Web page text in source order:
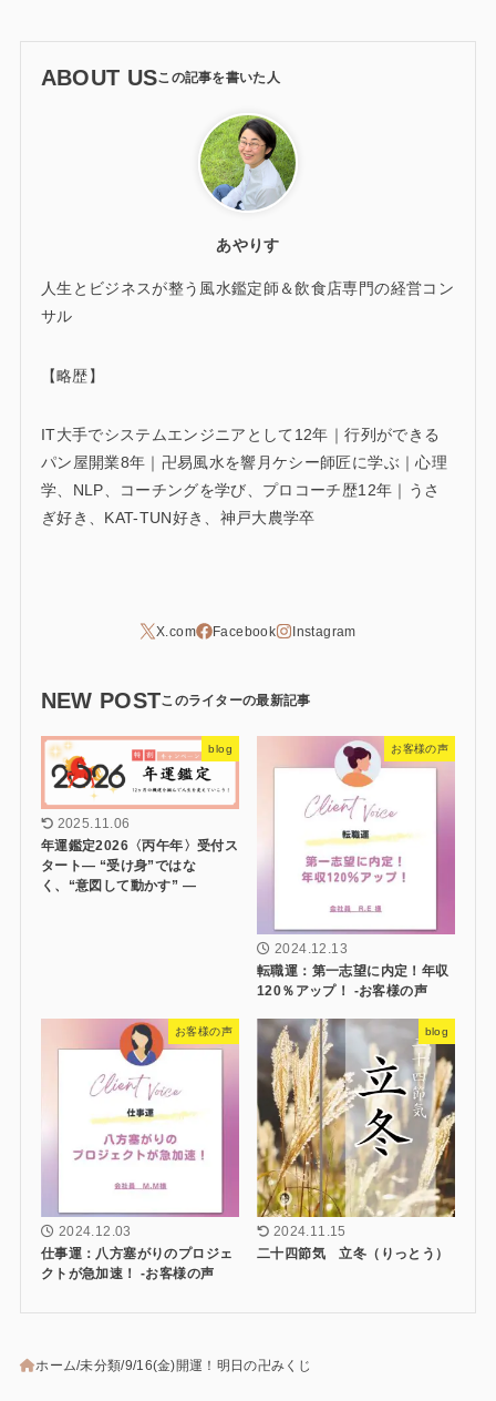
ABOUT US
あやりす
人生とビジネスが整う風水鑑定師＆飲食店専門の経営コン
サル
【略歴】
IT大手でシステムエンジニアとして12年｜行列ができる
パン屋開業8年｜卍易風水を響月ケシー師匠に学ぶ｜心理
学、NLP、コーチングを学び、プロコーチ歴12年｜うさ
ぎ好き、KAT-TUN好き、神戸大農学卒
NEW POST
blog
2025.11.06
年運鑑定2026〈丙午年〉受付ス
タート― “受け身”ではな
く、“意図して動かす” ―
お客様の声
2024.12.13
転職運：第一志望に内定！年収
120％アップ！ -お客様の声
お客様の声
2024.12.03
仕事運：八方塞がりのプロジェ
クトが急加速！ -お客様の声
blog
2024.11.15
二十四節気 立冬（りっとう）
ホーム 未分類 9/16(金)開運！明日の卍みくじ